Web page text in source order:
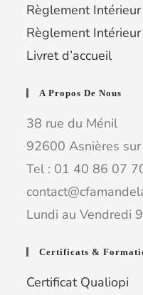
Règlement Intérieur
Règlement Intérieur
Livret d’accueil
A Propos De Nous
38 rue du Ménil
92600 Asnières sur
Tel : 01 40 86 07
Lundi au Vendredi
Certificats &
Certificat Qualiopi